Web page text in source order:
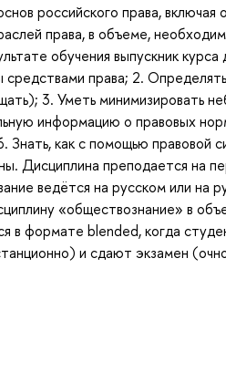
российского права, включая
права, в объеме,
обучения выпускник курса
права; 2. Определять
3. Уметь минимизировать
информацию о правовых
как с помощью правовой
Дисциплина преподается на
ведётся на русском или на
«обществознание» в
в формате blended, когда
и сдают экзамен